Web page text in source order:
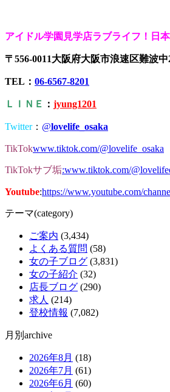
アイドル学園見学店ラブライフ！日
〒556-0011大阪府大阪市浪速区難波
TEL： 06-6567-8201
ＬＩＮＥ ： jyung1201
Twitter： @lovelife_osaka
TikTokwww.tiktok.com/@lovelife_osaka
TikTokサブ垢:www.tiktok.com/
Youtube:https://www.youtube.com/
テーマ(category)
ご案内 (3,434)
よくある質問 (58)
女の子ブログ (3,831)
女の子紹介 (32)
店長ブログ (290)
求人 (214)
登校情報 (7,082)
月別archive
2026年8月 (18)
2026年7月 (61)
2026年6月 (60)